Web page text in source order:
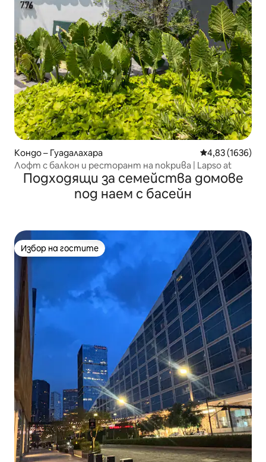
Кондо – Гуадалахара Средна
4,83 (1636)
Лофт с балкон и ресторант на покрива | Lapso at
Подходящи за семейства домове
под наем с басейн
Избор на гостите
Избор на гостите